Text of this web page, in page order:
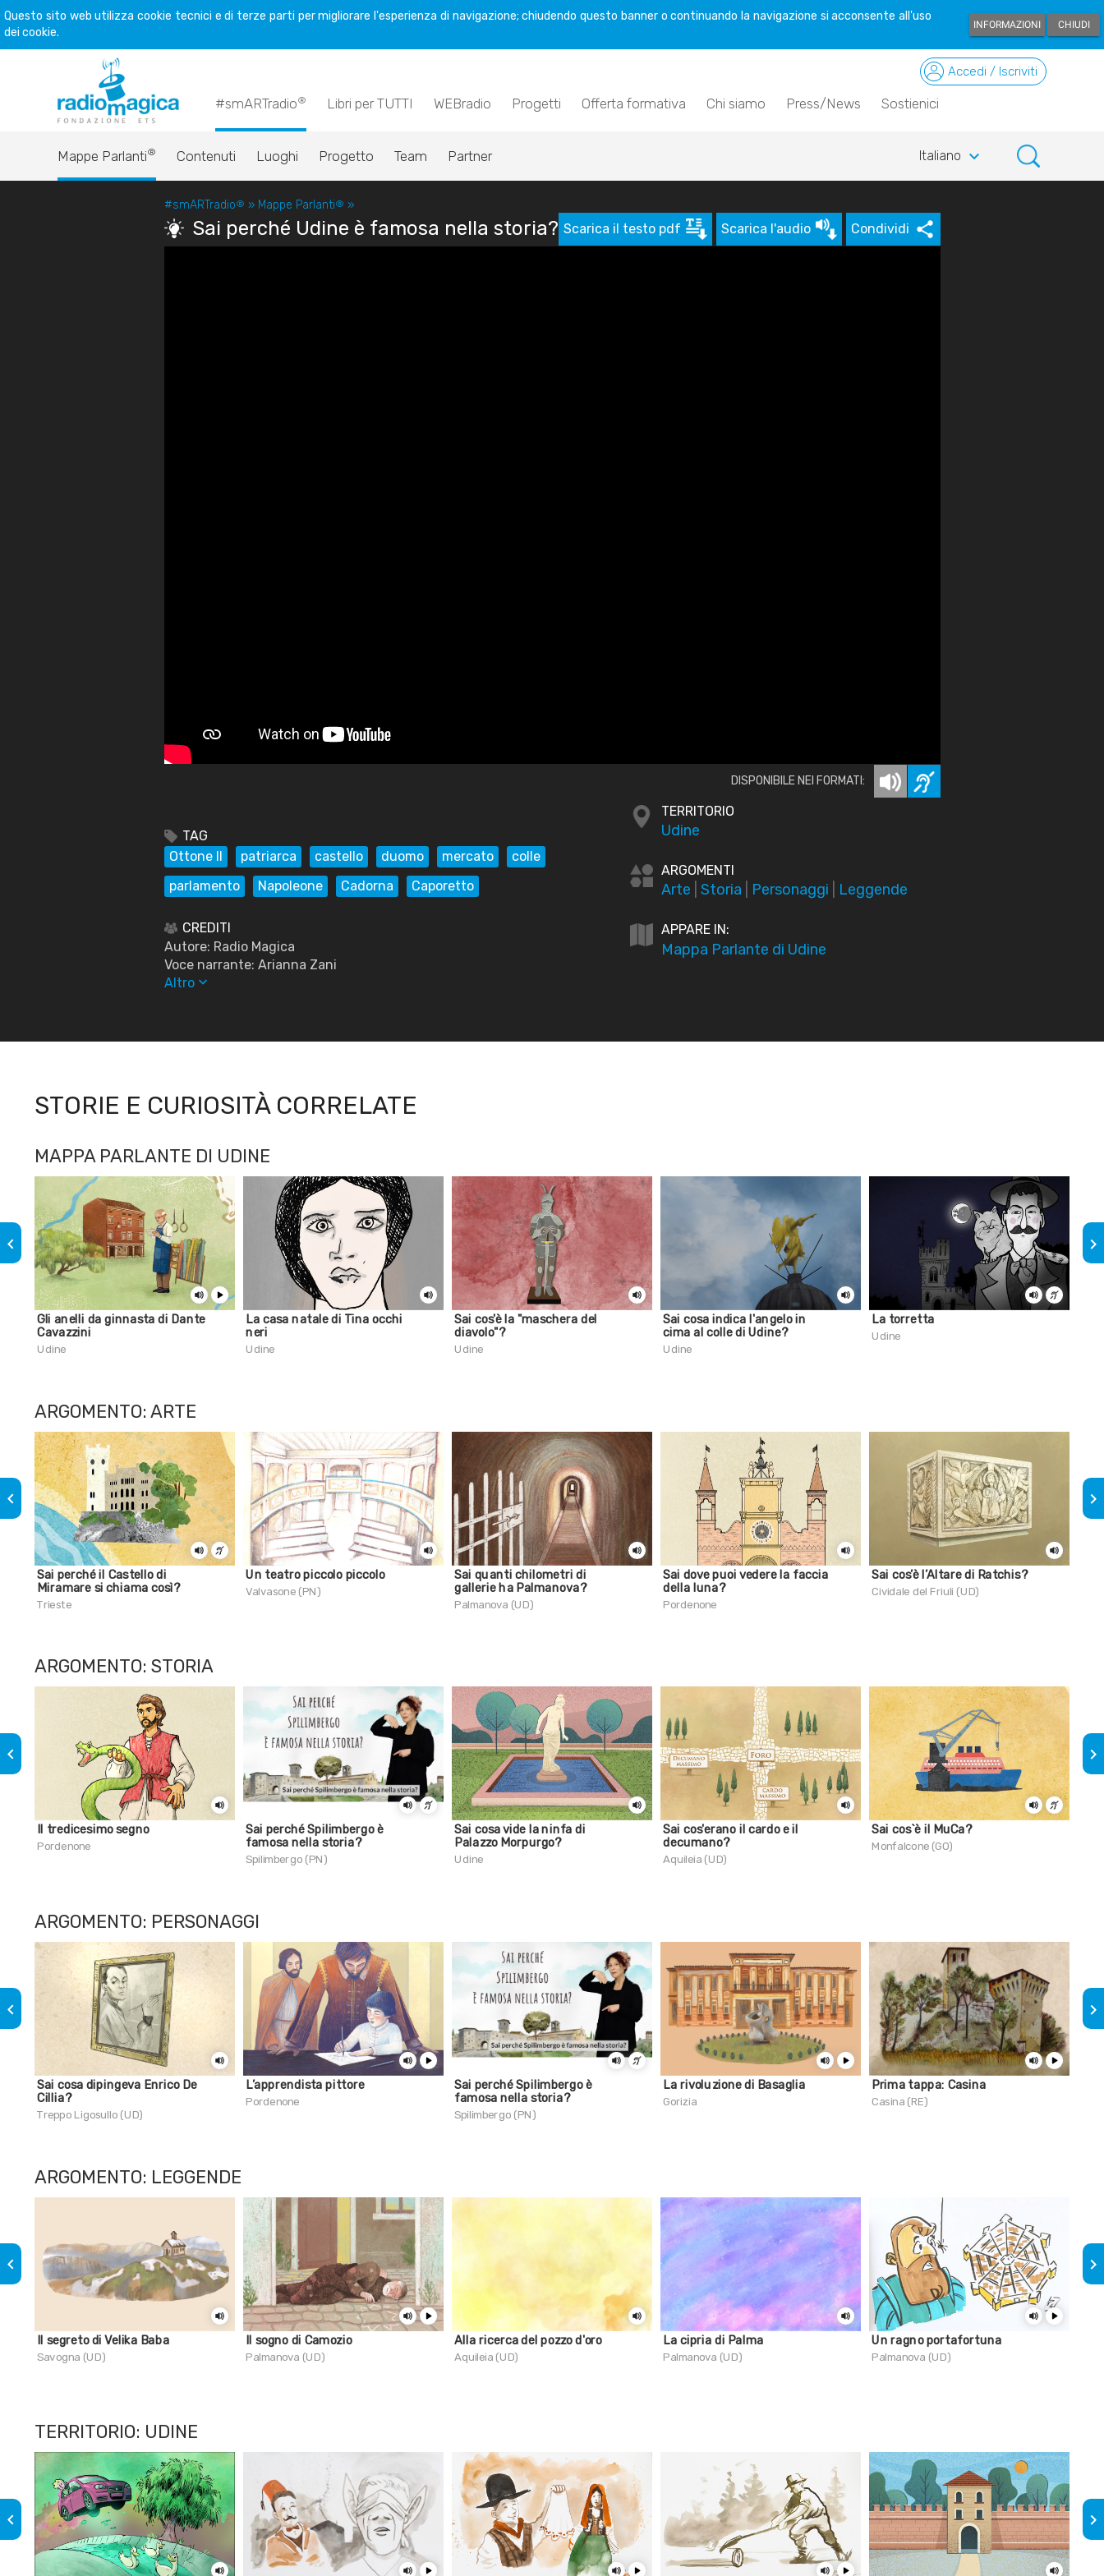
Questo sito web utilizza cookie tecnici e di terze parti per migliorare l'esperienza di navigazione; chiudendo questo banner o continuando la navigazione si acconsente all'uso
dei cookie.
INFORMAZIONI CHIUDI
#smARTradio® Libri per TUTTI WEBradio Progetti Offerta formativa Chi siamo Press/News Sostienici
Accedi / Iscriviti
Mappe Parlanti® Contenuti Luoghi Progetto Team Partner Italiano keyboard_arrow_down
#smARTradio® » Mappe Parlanti® »
Sai perché Udine è famosa nella storia?
DISPONIBILE NEI FORMATI:
Scarica il testo pdf Scarica l'audio Condividi
TAG
Ottone II
patriarca castello duomo mercato
colle
parlamento
Napoleone Cadorna Caporetto
CREDITI
Autore: Radio Magica
Voce narrante: Arianna Zani
Altrokeyboard_arrow_down
TERRITORIO
Udine
ARGOMENTI
Arte Storia Personaggi Leggende
APPARE IN:
Mappa Parlante di Udine
STORIE E CURIOSITÀ CORRELATE
MAPPA PARLANTE DI UDINE
Gli anelli da ginnasta di Dante
Cavazzini
Udine
La casa natale di Tina occhi
neri
Udine
Sai cos'è la "maschera del
diavolo"?
Udine
Sai cosa indica l'angelo in
cima al colle di Udine?
Udine
La torretta
Udine
keyboard_arrow_left keyboard_arrow_right
ARGOMENTO: ARTE
Sai perché il Castello di
Miramare si chiama così?
Trieste
Un teatro piccolo piccolo
Valvasone (PN)
Sai quanti chilometri di
gallerie ha Palmanova?
Palmanova (UD)
Sai dove puoi vedere la faccia
della luna?
Pordenone
Sai cos’è l’Altare di Ratchis?
Cividale del Friuli (UD)
keyboard_arrow_left keyboard_arrow_right
ARGOMENTO: STORIA
Il tredicesimo segno
Pordenone
Sai perché Spilimbergo è
famosa nella storia?
Spilimbergo (PN)
Sai cosa vide la ninfa di
Palazzo Morpurgo?
Udine
Sai cos'erano il cardo e il
decumano?
Aquileia (UD)
Sai cos`è il MuCa?
Monfalcone (GO)
keyboard_arrow_left keyboard_arrow_right
ARGOMENTO: PERSONAGGI
Sai cosa dipingeva Enrico De
Cillia?
Treppo Ligosullo (UD)
L’apprendista pittore
Pordenone
Sai perché Spilimbergo è
famosa nella storia?
Spilimbergo (PN)
La rivoluzione di Basaglia
Gorizia
Prima tappa: Casina
Casina (RE)
keyboard_arrow_left keyboard_arrow_right
ARGOMENTO: LEGGENDE
Il segreto di Velika Baba
Savogna (UD)
Il sogno di Camozio
Palmanova (UD)
Alla ricerca del pozzo d'oro
Aquileia (UD)
La cipria di Palma
Palmanova (UD)
Un ragno portafortuna
Palmanova (UD)
keyboard_arrow_left keyboard_arrow_right
TERRITORIO: UDINE
keyboard_arrow_left keyboard_arrow_right